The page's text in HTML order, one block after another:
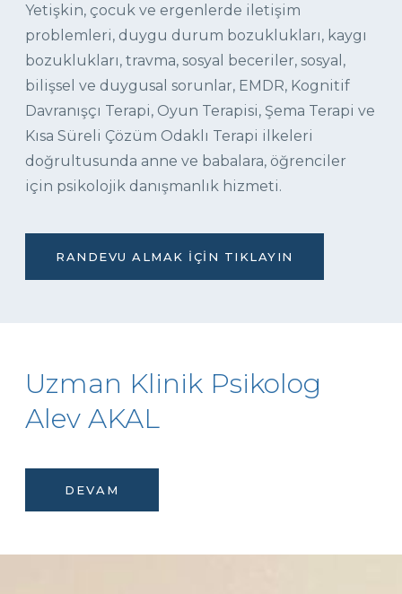
Yetişkin, çocuk ve ergenlerde iletişim
problemleri, duygu durum bozuklukları, kaygı
bozuklukları, travma, sosyal beceriler, sosyal,
bilişsel ve duygusal sorunlar, EMDR, Kognitif
Davranışçı Terapi, Oyun Terapisi, Şema Terapi ve
Kısa Süreli Çözüm Odaklı Terapi ilkeleri
doğrultusunda anne ve babalara, öğrenciler
için psikolojik danışmanlık hizmeti.
RANDEVU ALMAK İÇIN TIKLAYIN
Uzman Klinik Psikolog
Alev AKAL
DEVAM